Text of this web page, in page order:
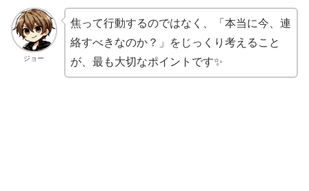
ジョー
焦って行動するのではなく、「本当に今、連
絡すべきなのか？」をじっくり考えること
が、最も大切なポイントです✨